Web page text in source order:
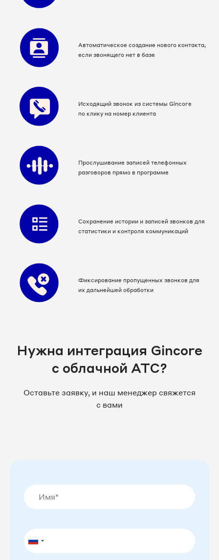
Автоматическое создание нового контакта,
если звонящего нет в базе
Исходящий звонок из системы Gincore
по клику на номер клиента
Прослушивание записей телефонных
разговоров прямо в программе
Сохранение истории и записей звонков для
статистики и контроля коммуникаций
Фиксирование пропущенных звонков для
их дальнейшей обработки
Нужна интеграция Gincore
с облачной АТС?
Оставьте заявку, и наш менеджер свяжется
с вами